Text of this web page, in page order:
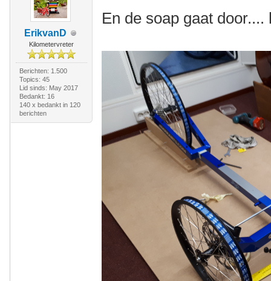
ErikvanD
Kilometervreter
Berichten: 1.500
Topics: 45
Lid sinds: May 2017
Bedankt: 16
140 x bedankt in 120
berichten
En de soap gaat door....